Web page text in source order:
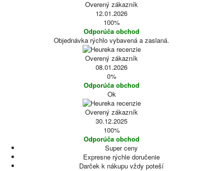
Overený zákazník
12.01.2026
100%
Odporúča obchod
Objednávka rýchlo vybavená a zaslaná.
Overený zákazník
08.01.2026
0%
Odporúča obchod
Ok
Overený zákazník
30.12.2025
100%
Odporúča obchod
Super ceny
Expresne rýchle doručenie
Darček k nákupu vždy poteší